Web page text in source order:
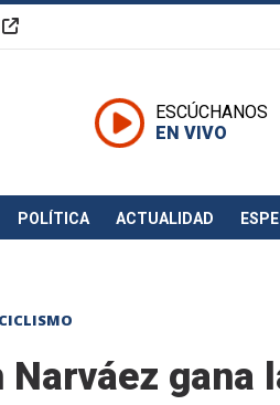
ESCÚCHANOS
EN VIVO
POLÍTICA ACTUALIDAD
Narváez gana